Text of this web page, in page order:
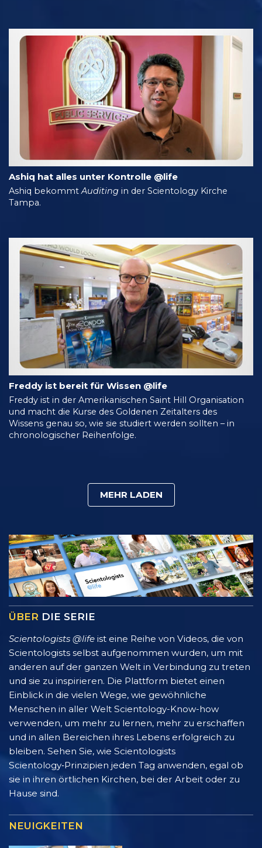
Ashiq hat alles unter Kontrolle @life
Ashiq bekommtAuditing in der Scientology Kirche
Tampa.
Freddy ist bereit für Wissen @life
Freddy ist in der Amerikanischen Saint Hill Organisation
und macht die Kurse des Goldenen Zeitalters des
Wissens genau so, wie sie studiert werden sollten – in
chronologischer Reihenfolge.
MEHR LADEN
ÜBER DIE SERIE
Scientologists @life ist eine Reihe von Videos, die von
Scientologists selbst aufgenommen wurden, um mit
anderen auf der ganzen Welt in Verbindung zu treten
und sie zu inspirieren. Die Plattform bietet einen
Einblick in die vielen Wege, wie gewöhnliche
Menschen in aller Welt Scientology-Know-how
verwenden, um mehr zu lernen, mehr zu erschaffen
und in allen Bereichen ihres Lebens erfolgreich zu
bleiben. Sehen Sie, wie Scientologists
Scientology‑Prinzipien jeden Tag anwenden, egal ob
sie in ihren örtlichen Kirchen, bei der Arbeit oder zu
Hause sind.
NEUIGKEITEN